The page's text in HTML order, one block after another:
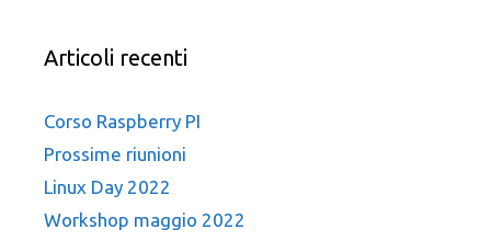
Articoli recenti
Corso Raspberry PI
Prossime riunioni
Linux Day 2022
Workshop maggio 2022